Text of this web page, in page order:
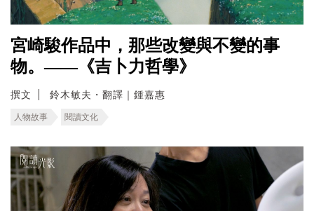
宮崎駿作品中，那些改變與不變的事
物。——《吉卜力哲學》
撰文 鈴木敏夫・翻譯｜鍾嘉惠
人物故事 閱讀文化